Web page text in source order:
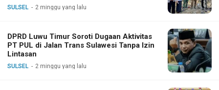
SULSEL 2 minggu yang lalu
DPRD Luwu Timur Soroti Dugaan Aktivitas
PT PUL di Jalan Trans Sulawesi Tanpa Izin
Lintasan
SULSEL 2 minggu yang lalu